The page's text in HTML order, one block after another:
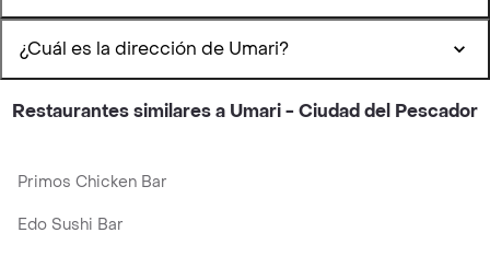
¿Cuál es la dirección de Umari?
Restaurantes similares a Umari - Ciudad del Pescador
Primos Chicken Bar
Edo Sushi Bar